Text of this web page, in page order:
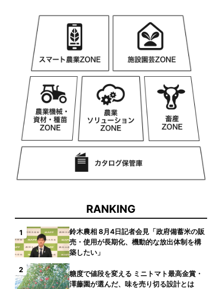
RANKING
1
鈴木農相 8月4日記者会見「政府備蓄米の販
売・使用が長期化、機動的な放出体制を構
築したい」
2
糖度で値段を変える ミニトマト最高金賞・
澤藤園が選んだ、味を売り切る設計とは